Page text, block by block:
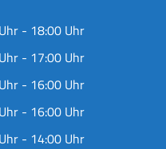
- 18:00 Uhr
- 17:00 Uhr
- 16:00 Uhr
- 16:00 Uhr
- 14:00 Uhr